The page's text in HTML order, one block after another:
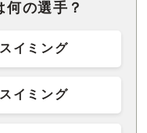
何の選手？
イミング
イミング